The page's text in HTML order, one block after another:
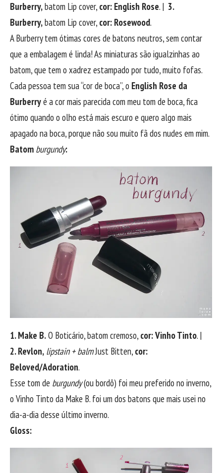
Burberry,batom Lip cover, cor: English Rose. | 3.
Burberry,batom Lip cover, cor: Rosewood.
A Burberry tem ótimas cores de batons neutros, sem contar
que a embalagem é linda! As miniaturas são igualzinhas ao
batom, que tem o xadrez estampado por tudo, muito fofas.
Cada pessoa tem sua “cor de boca”, o English Rose da
Burberryé a cor mais parecida com meu tom de boca, fica
ótimo quando o olho está mais escuro e quero algo mais
apagado na boca, porque não sou muito fã dos nudes em mim.
Batom burgundy:
1. Make B.O Boticário, batom cremoso, cor: Vinho Tinto. |
2. Revlon, lipstain + balmJust Bitten, cor:
Beloved/Adoration.
Esse tom de burgundy(ou bordô) foi meu preferido no inverno,
o Vinho Tinto da Make B. foi um dos batons que mais usei no
dia-a-dia desse último inverno.
Gloss: